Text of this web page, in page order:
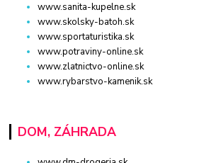
www.sanita-kupelne.sk
www.skolsky-batoh.sk
www.sportaturistika.sk
www.potraviny-online.sk
www.zlatnictvo-online.sk
www.rybarstvo-kamenik.sk
DOM, ZÁHRADA